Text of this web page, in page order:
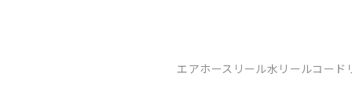
エアホースリール水リールコード